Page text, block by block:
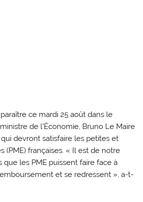
ce mardi 25 août dans le
de l’Économie, Bruno Le Maire
devront satisfaire les petites et
(PME) françaises. « Il est de notre
les PME puissent faire face à
et se redressent », a-t-